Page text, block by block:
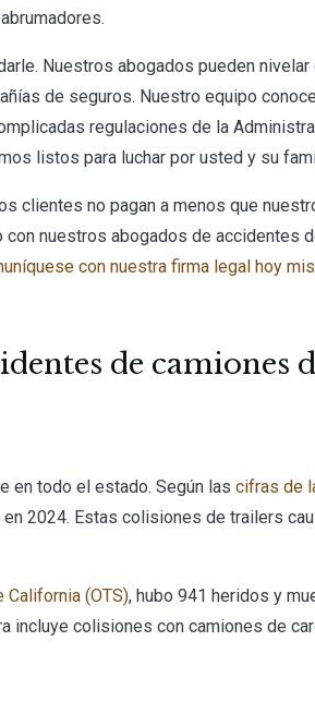
Nuestros abogados pueden nivelar
de seguros. Nuestro equipo
regulaciones de la
listos para luchar por usted y su
clientes no pagan a menos que
con nuestros abogados de accidentes
con nuestra firma legal hoy
de camiones
en todo el estado. Según lascifras de
2024. Estas colisiones de trailers
California (OTS), hubo 941 heridos y
incluye colisiones con camiones de